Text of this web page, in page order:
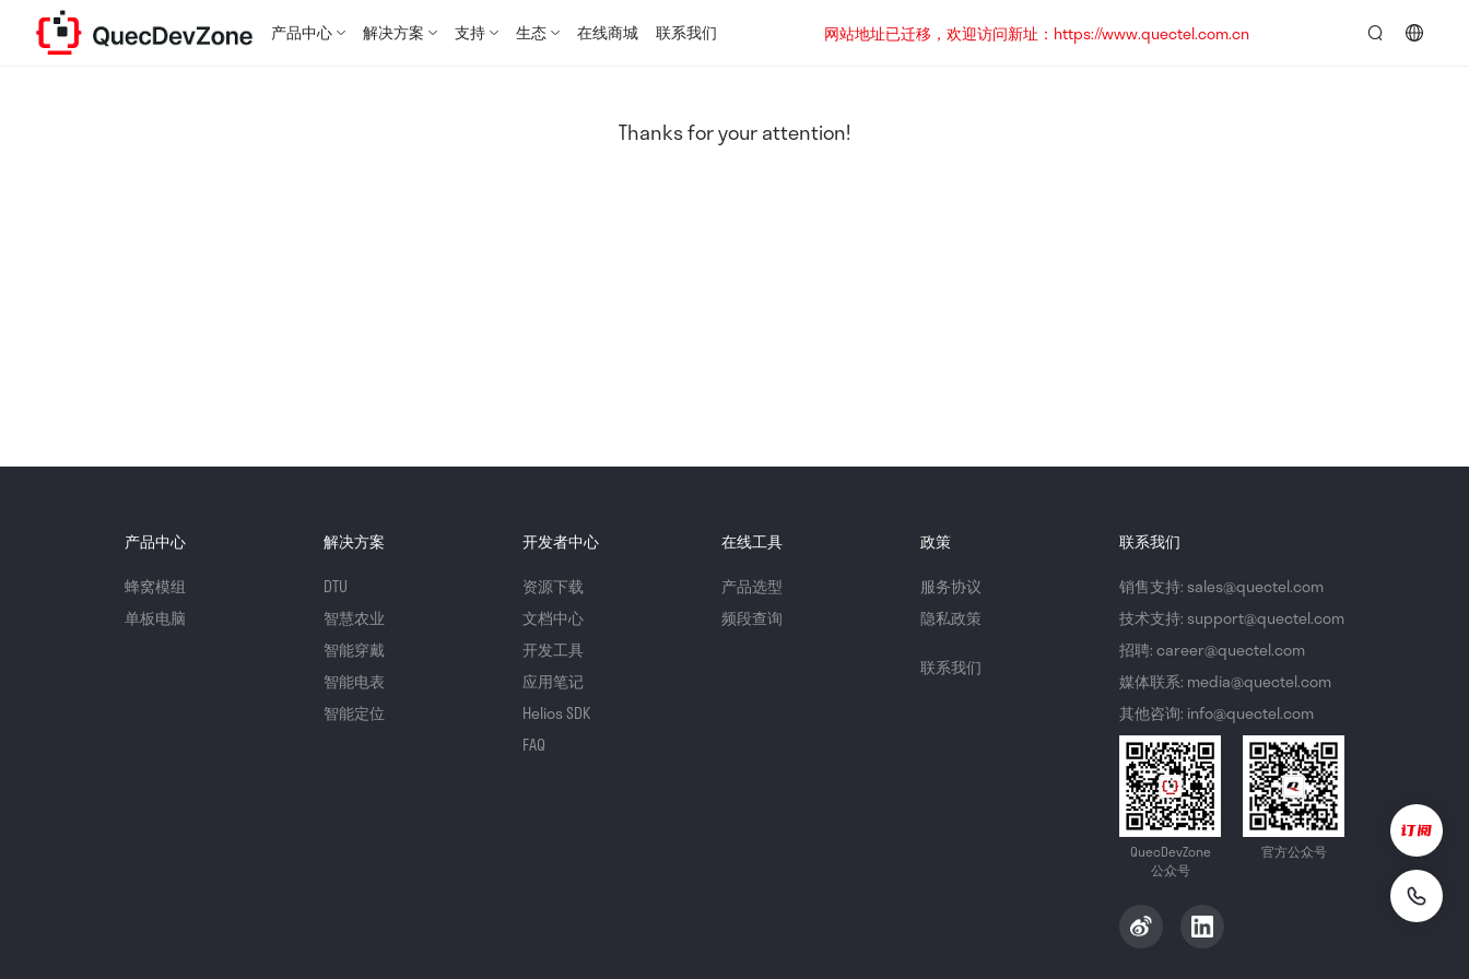
产品中心 解决方案 支持 生态 在线商城 联系我们
网站地址已迁移，欢迎访问新址：https://www.quectel.com.cn
Thanks for your attention!
产品中心
蜂窝模组
单板电脑
解决方案
DTU
智慧农业
智能穿戴
智能电表
智能定位
开发者中心
资源下载
文档中心
开发工具
应用笔记
Helios SDK
FAQ
在线工具
产品选型
频段查询
政策
服务协议
隐私政策
联系我们
联系我们
销售支持: sales@quectel.com
技术支持: support@quectel.com
招聘: career@quectel.com
媒体联系: media@quectel.com
其他咨询: info@quectel.com
QuecDevZone
公众号
官方公众号